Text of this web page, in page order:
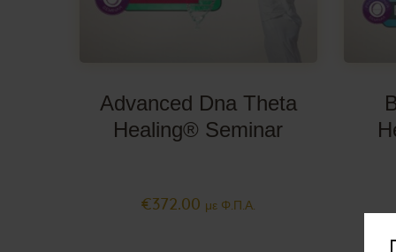
Advanced Dna Theta
Healing® Seminar
€372.00 με Φ.Π.Α.